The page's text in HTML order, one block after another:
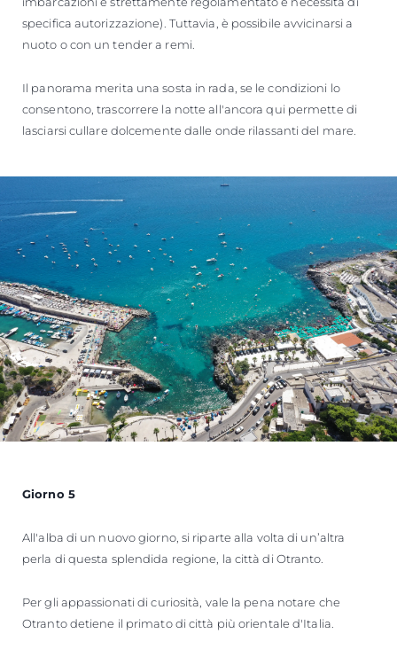
specifica autorizzazione). Tuttavia, è possibile avvicinarsi a
nuoto o con un tender a remi.
Il panorama merita una sosta in rada, se le condizioni lo
consentono, trascorrere la notte all'ancora qui permette di
lasciarsi cullare dolcemente dalle onde rilassanti del mare.
Giorno 5
All'alba di un nuovo giorno, si riparte alla volta di un’altra
perla di questa splendida regione, la città di Otranto.
Per gli appassionati di curiosità, vale la pena notare che
Otranto detiene il primato di città più orientale d'Italia.